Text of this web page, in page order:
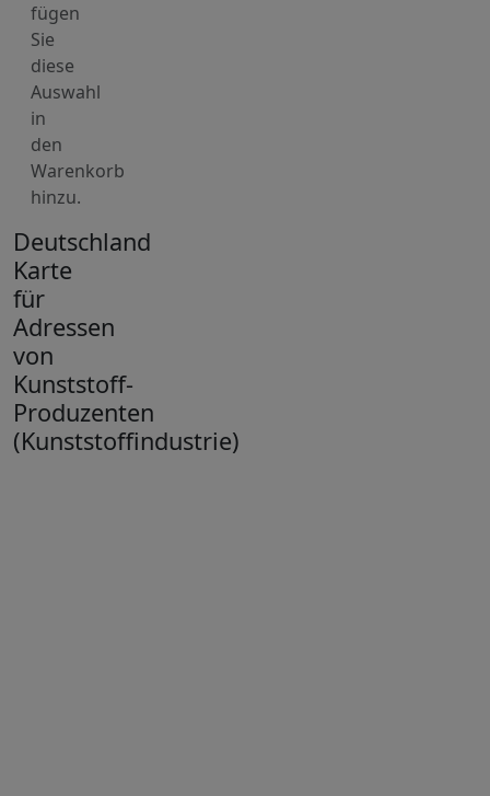
fügen
Sie
diese
Auswahl
in
den
Warenkorb
hinzu.
Deutschland
Karte
für
Adressen
von
Kunststoff-
Produzenten
(Kunststoffindustrie)